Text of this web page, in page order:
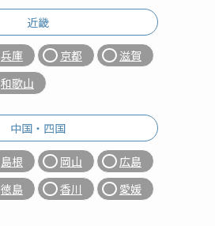
近畿
兵庫 京都
滋賀
和歌山
中国・四国
島根 岡山
広島
徳島 香川
愛媛